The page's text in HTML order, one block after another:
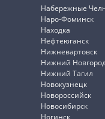
Набережные
Наро-Фоминск
Находка
Нефтеюганск
Нижневартовск
Нижний
Нижний Тагил
Новокузнецк
Новороссийск
Новосибирск
Ногинск